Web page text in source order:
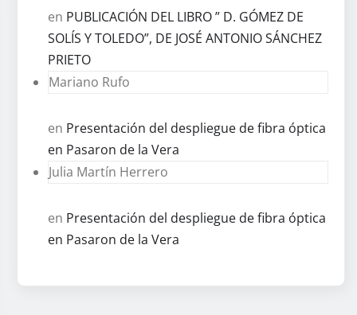
en PUBLICACIÓN DEL LIBRO ” D. GÓMEZ DE
SOLÍS Y TOLEDO”, DE JOSÉ ANTONIO SÁNCHEZ
PRIETO
Mariano Rufo
en Presentación del despliegue de fibra óptica
en Pasaron de la Vera
Julia Martín Herrero
en Presentación del despliegue de fibra óptica
en Pasaron de la Vera